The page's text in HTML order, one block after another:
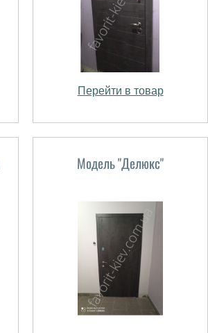
Перейти в товар
Модель "Делюкс"